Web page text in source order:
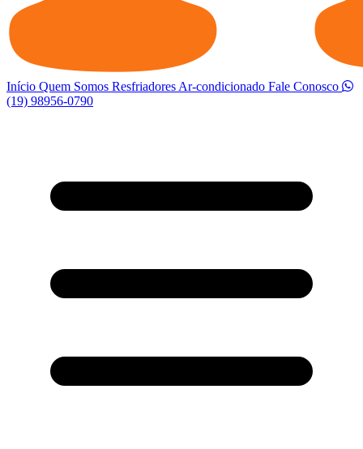
Início Quem Somos Resfriadores Ar-condicionado Fale Conosco
(19) 98956-0790